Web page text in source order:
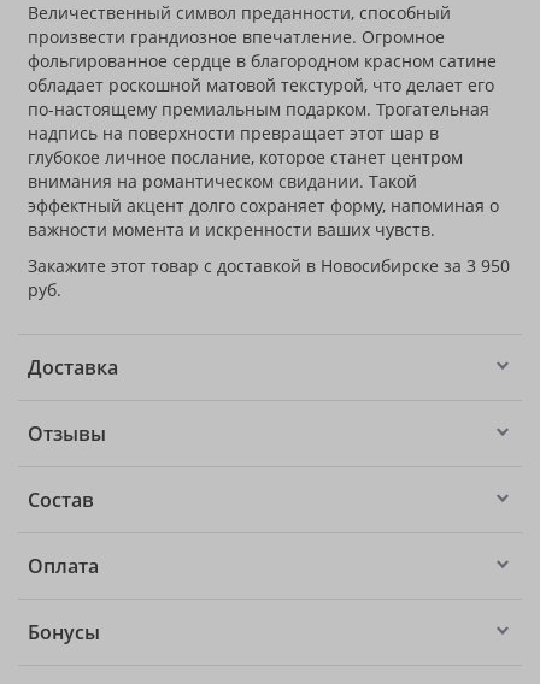
Величественный символ преданности, способный
произвести грандиозное впечатление. Огромное
фольгированное сердце в благородном красном сатине
обладает роскошной матовой текстурой, что делает его
по-настоящему премиальным подарком. Трогательная
надпись на поверхности превращает этот шар в
глубокое личное послание, которое станет центром
внимания на романтическом свидании. Такой
эффектный акцент долго сохраняет форму, напоминая о
важности момента и искренности ваших чувств.
Закажите этот товар с доставкой в Новосибирске за 3 950
руб.
Доставка
Отзывы
Состав
Оплата
Бонусы